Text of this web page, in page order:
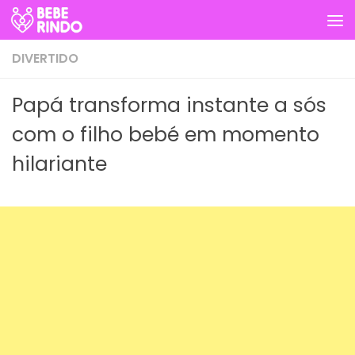
Skip to content
DIVERTIDO
Papá transforma instante a sós
com o filho bebé em momento
hilariante